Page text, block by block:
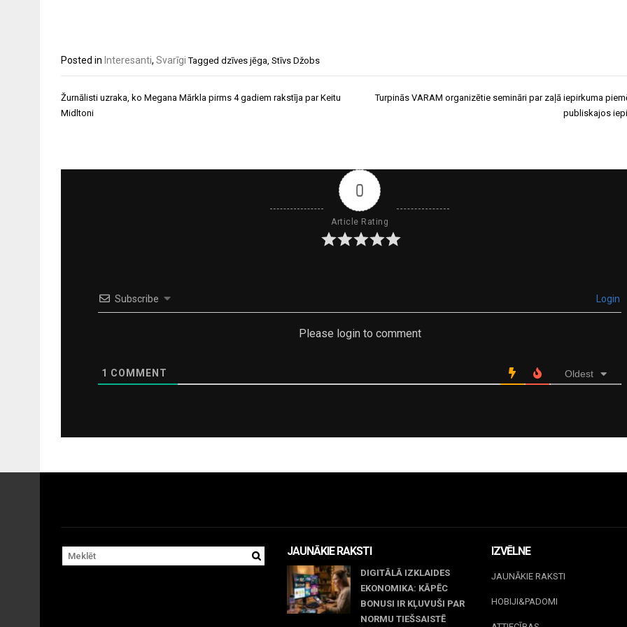
Posted in Interesanti, Svarīgi Tagged dzīves jēga, Stīvs Džobs
Ziņu
izvēlne
Žurnālisti uzraka, ko Megana Mārkla pirms 4 gadiem rakstīja par Keitu
Midltoni
Turpinās VARAM organizētie semināri par zaļā iepirkuma
publiskajos
0
Article Rating
Subscribe Login
Please login to comment
1 COMMENT Oldest
JAUNĀKIE RAKSTI
DIGITĀLĀ IZKLAIDES
EKONOMIKA: KĀPĒC
BONUSI IR KĻUVUŠI PAR
NORMU TIEŠSAISTĒ
IZVĒLNE
JAUNĀKIE RAKSTI
HOBIJI&PADOMI